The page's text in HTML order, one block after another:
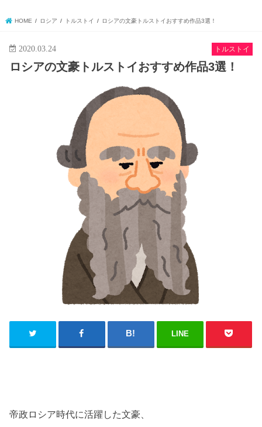
HOME ロシア トルストイ ロシアの文豪トルストイおすすめ作品3選！
トルストイ
2020.03.24
ロシアの文豪トルストイおすすめ作品3選！
LINE
帝政ロシア時代に活躍した文豪、